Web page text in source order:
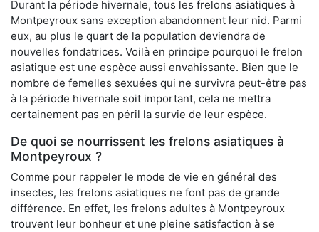
Durant la période hivernale, tous les frelons asiatiques à
Montpeyroux sans exception abandonnent leur nid. Parmi
eux, au plus le quart de la population deviendra de
nouvelles fondatrices. Voilà en principe pourquoi le frelon
asiatique est une espèce aussi envahissante. Bien que le
nombre de femelles sexuées qui ne survivra peut-être pas
à la période hivernale soit important, cela ne mettra
certainement pas en péril la survie de leur espèce.
De quoi se nourrissent les frelons asiatiques à
Montpeyroux ?
Comme pour rappeler le mode de vie en général des
insectes, les frelons asiatiques ne font pas de grande
différence. En effet, les frelons adultes à Montpeyroux
trouvent leur bonheur et une pleine satisfaction à se